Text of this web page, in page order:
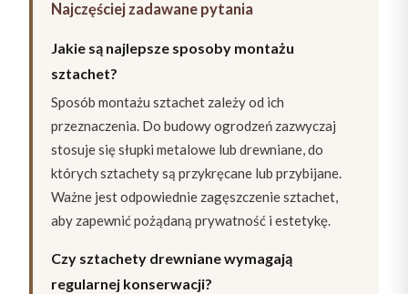
Najczęściej zadawane pytania
Jakie są najlepsze sposoby montażu
sztachet?
Sposób montażu sztachet zależy od ich
przeznaczenia. Do budowy ogrodzeń zazwyczaj
stosuje się słupki metalowe lub drewniane, do
których sztachety są przykręcane lub przybijane.
Ważne jest odpowiednie zagęszczenie sztachet,
aby zapewnić pożądaną prywatność i estetykę.
Czy sztachety drewniane wymagają
regularnej konserwacji?